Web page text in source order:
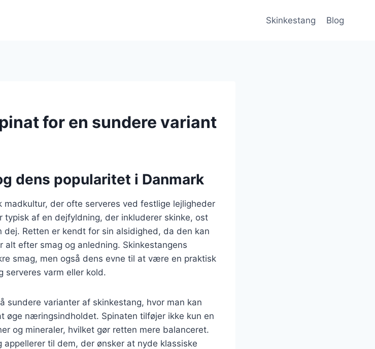
Skinkestang Blog
for en sundere variant
dens popularitet i Danmark
madkultur, der ofte serveres ved festlige lejligheder
af en dejfyldning, der inkluderer skinke, ost
dej. Retten er kendt for sin alsidighed, da den kan
efter smag og anledning. Skinkestangens
smag, men også dens evne til at være en praktisk
serveres varm eller kold.
sundere varianter af skinkestang, hvor man kan
øge næringsindholdet. Spinaten tilføjer ikke kun en
og mineraler, hvilket gør retten mere balanceret.
til dem, der ønsker at nyde klassiske